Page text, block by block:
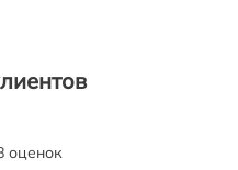
оценок